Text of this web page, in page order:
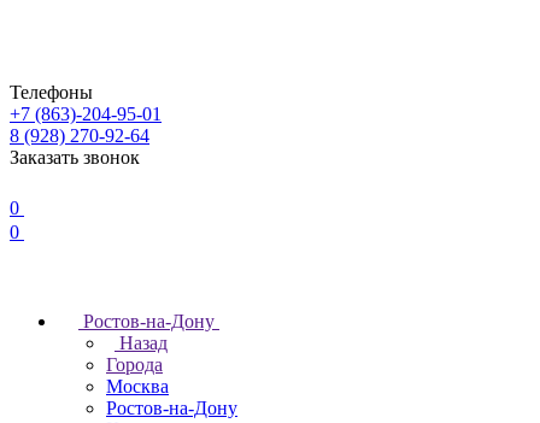
Телефоны
+7 (863)-204-95-01
8 (928) 270-92-64
Заказать звонок
0
0
Ростов-на-Дону
Назад
Города
Москва
Ростов-на-Дону